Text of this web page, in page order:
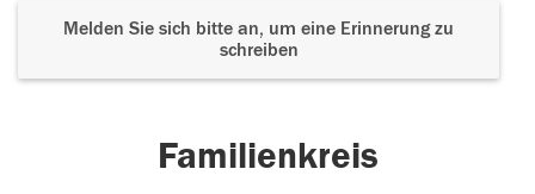
Melden Sie sich bitte an, um eine Erinnerung zu
schreiben
Familienkreis